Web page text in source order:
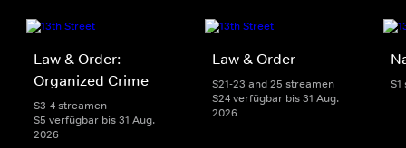
Law & Order:
Organized Crime
S3-4 streamen
S5 verfügbar bis 31 Aug.
2026
Law & Order
S21-23 and 25 streamen
S24 verfügbar bis 31 Aug.
2026